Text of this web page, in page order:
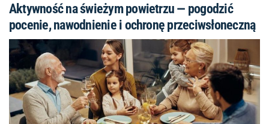
Aktywność na świeżym powietrzu — pogodzić
pocenie, nawodnienie i ochronę przeciwsłoneczną